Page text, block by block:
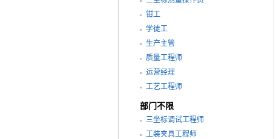
钳工
学徒工
生产主管
质量工程师
运营经理
工艺工程师
部门不限
三坐标调试工程师
工装夹具工程师